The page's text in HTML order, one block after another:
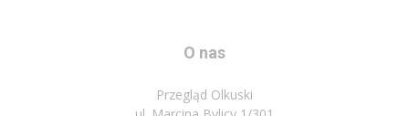
O nas
Przegląd Olkuski